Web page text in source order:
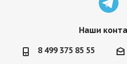
Наши
8 499 375 85 55